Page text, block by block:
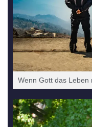
Wenn Gott das Leben